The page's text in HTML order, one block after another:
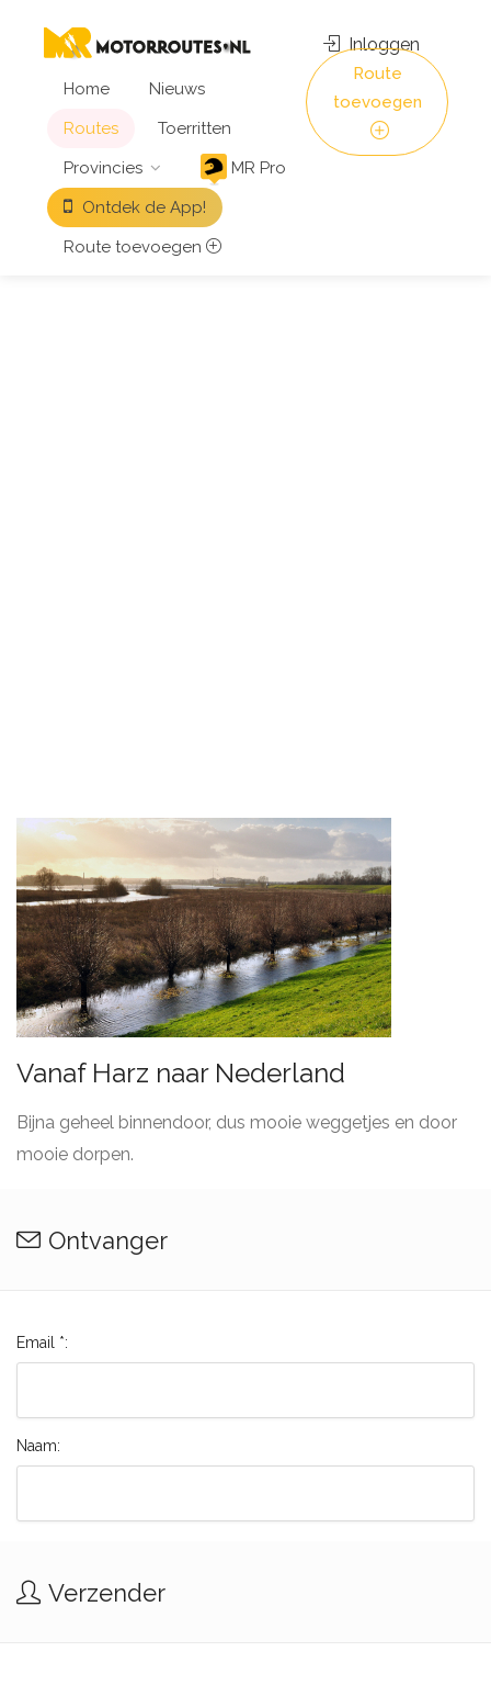
Home
Nieuws
Routes
Toerritten
Provincies
MR Pro
Ontdek de App!
Route toevoegen
Inloggen
Route
toevoegen
Vanaf Harz naar Nederland
Bijna geheel binnendoor, dus mooie weggetjes en door
mooie dorpen.
Ontvanger
Email *:
Naam:
Verzender